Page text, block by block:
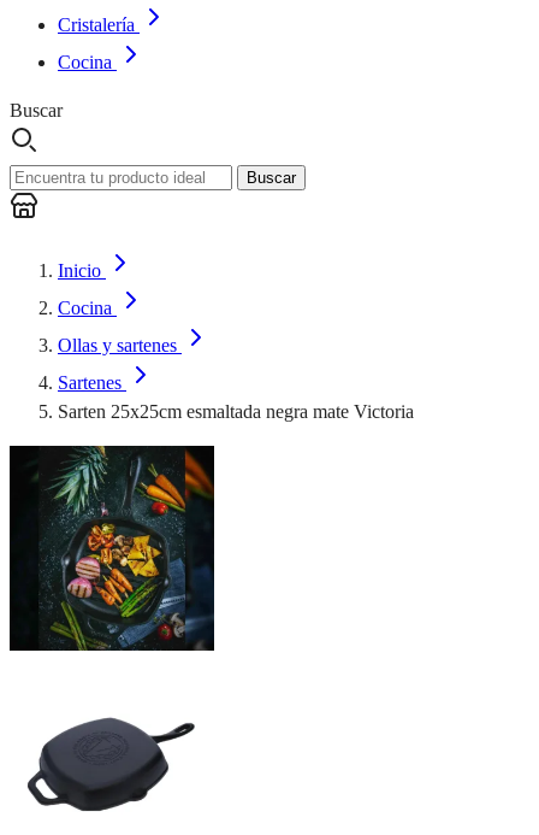
Cristalería
Cocina
Buscar
Buscar
Inicio
Cocina
Ollas y sartenes
Sartenes
Sarten 25x25cm esmaltada negra mate Victoria